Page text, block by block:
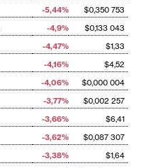
-5,44%
$0,350 753
-4,9%
$0,133 043
-4,47%
$1,33
-4,16%
$4,52
-4,06%
$0,000 004
-3,77%
$0,002 257
-3,66%
$6,41
-3,62%
$0,087 307
-3,38% $1,64